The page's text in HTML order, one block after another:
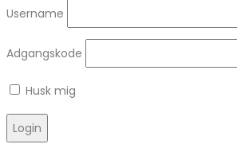
Username
Adgangskode
Husk mig
Login